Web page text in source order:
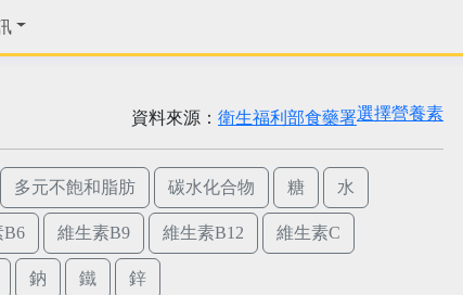
選擇營養素
資料來源： 衛生福利部食藥署
多元不飽和脂肪 碳水化合物 糖 水
B6 維生素B9 維生素B12 維生素C
鈉 鐵 鋅